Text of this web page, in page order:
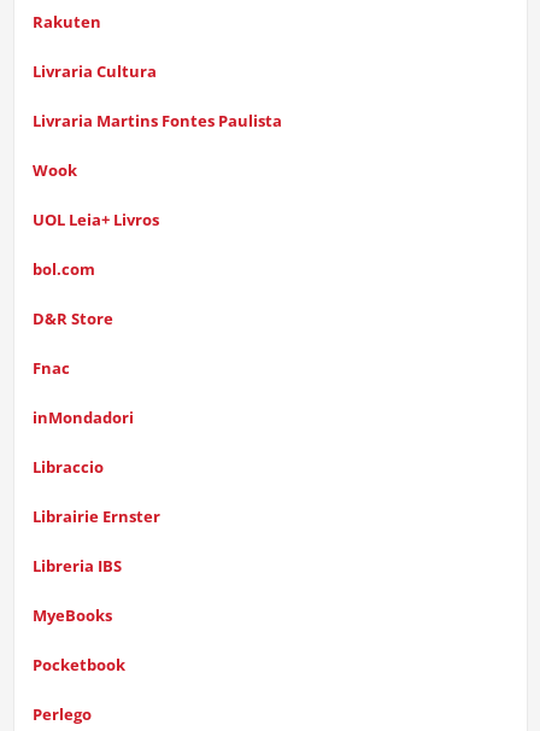
Rakuten
Livraria Cultura
Livraria Martins Fontes Paulista
Wook
UOL Leia+ Livros
bol.com
D&R Store
Fnac
inMondadori
Libraccio
Librairie Ernster
Libreria IBS
MyeBooks
Pocketbook
Perlego